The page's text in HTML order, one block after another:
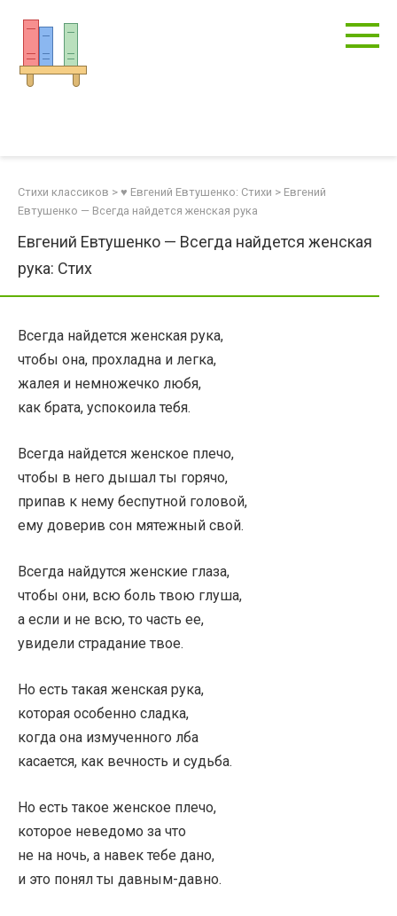
контенту
Стихи классиков > ♥ Евгений Евтушенко: Стихи > Евгений
Евтушенко — Всегда найдется женская рука
Евгений Евтушенко — Всегда найдется женская
рука: Стих
Всегда найдется женская рука,
чтобы она, прохладна и легка,
жалея и немножечко любя,
как брата, успокоила тебя.
Всегда найдется женское плечо,
чтобы в него дышал ты горячо,
припав к нему беспутной головой,
ему доверив сон мятежный свой.
Всегда найдутся женские глаза,
чтобы они, всю боль твою глуша,
а если и не всю, то часть ее,
увидели страдание твое.
Но есть такая женская рука,
которая особенно сладка,
когда она измученного лба
касается, как вечность и судьба.
Но есть такое женское плечо,
которое неведомо за что
не на ночь, а навек тебе дано,
и это понял ты давным-давно.